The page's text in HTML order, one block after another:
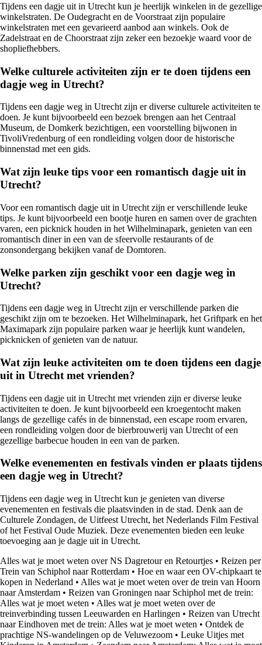
Tijdens een dagje uit in Utrecht kun je heerlijk winkelen in de gezellige
winkelstraten. De Oudegracht en de Voorstraat zijn populaire
winkelstraten met een gevarieerd aanbod aan winkels. Ook de
Zadelstraat en de Choorstraat zijn zeker een bezoekje waard voor de
shopliefhebbers.
Welke culturele activiteiten zijn er te doen tijdens een
dagje weg in Utrecht?
Tijdens een dagje weg in Utrecht zijn er diverse culturele activiteiten te
doen. Je kunt bijvoorbeeld een bezoek brengen aan het Centraal
Museum, de Domkerk bezichtigen, een voorstelling bijwonen in
TivoliVredenburg of een rondleiding volgen door de historische
binnenstad met een gids.
Wat zijn leuke tips voor een romantisch dagje uit in
Utrecht?
Voor een romantisch dagje uit in Utrecht zijn er verschillende leuke
tips. Je kunt bijvoorbeeld een bootje huren en samen over de grachten
varen, een picknick houden in het Wilhelminapark, genieten van een
romantisch diner in een van de sfeervolle restaurants of de
zonsondergang bekijken vanaf de Domtoren.
Welke parken zijn geschikt voor een dagje weg in
Utrecht?
Tijdens een dagje weg in Utrecht zijn er verschillende parken die
geschikt zijn om te bezoeken. Het Wilhelminapark, het Griftpark en het
Maximapark zijn populaire parken waar je heerlijk kunt wandelen,
picknicken of genieten van de natuur.
Wat zijn leuke activiteiten om te doen tijdens een dagje
uit in Utrecht met vrienden?
Tijdens een dagje uit in Utrecht met vrienden zijn er diverse leuke
activiteiten te doen. Je kunt bijvoorbeeld een kroegentocht maken
langs de gezellige cafés in de binnenstad, een escape room ervaren,
een rondleiding volgen door de bierbrouwerij van Utrecht of een
gezellige barbecue houden in een van de parken.
Welke evenementen en festivals vinden er plaats tijdens
een dagje weg in Utrecht?
Tijdens een dagje weg in Utrecht kun je genieten van diverse
evenementen en festivals die plaatsvinden in de stad. Denk aan de
Culturele Zondagen, de Uitfeest Utrecht, het Nederlands Film Festival
of het Festival Oude Muziek. Deze evenementen bieden een leuke
toevoeging aan je dagje uit in Utrecht.
Alles wat je moet weten over NS Dagretour en Retourtjes • Reizen per
Trein van Schiphol naar Rotterdam • Hoe en waar een OV-chipkaart te
kopen in Nederland • Alles wat je moet weten over de trein van Hoorn
naar Amsterdam • Reizen van Groningen naar Schiphol met de trein:
Alles wat je moet weten • Alles wat je moet weten over de
treinverbinding tussen Leeuwarden en Harlingen • Reizen van Utrecht
naar Eindhoven met de trein: Alles wat je moet weten • Ontdek de
prachtige NS-wandelingen op de Veluwezoom • Leuke Uitjes met